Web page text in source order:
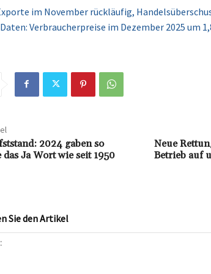
im November rückläufig,
Verbraucherpreise im Dezember 2025 um
2024 gaben so
das Ja Wort wie seit 1950
Neue
Betrieb auf
Sie den Artikel